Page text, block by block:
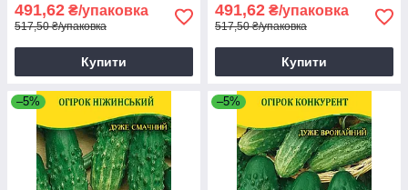
491,62 ₴/упаковка
517,50 ₴/упаковка
Купити
491,62 ₴/упаковка
517,50 ₴/упаковка
Купити
–5% –5%